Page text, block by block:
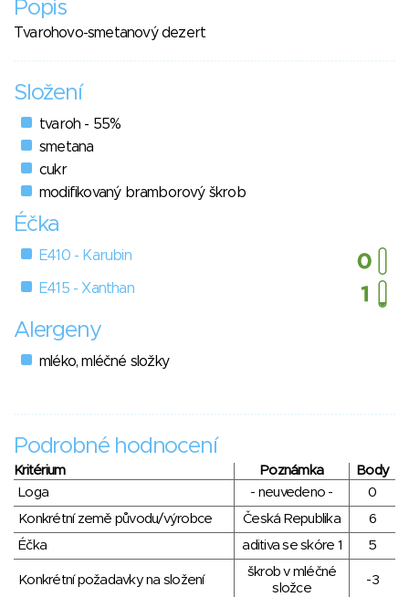
Popis
Tvarohovo-smetanový dezert
Složení
tvaroh - 55%
smetana
cukr
modifikovaný bramborový škrob
Éčka
E410 - Karubin
E415 - Xanthan
Alergeny
mléko, mléčné složky
Podrobné hodnocení
Kritérium Poznámka
Body
Loga
- neuvedeno -
0
Konkrétní země původu/výrobce
Česká Republika
6
Éčka
aditiva se skóre 1 5
Konkrétní požadavky na složení
škrob v mléčné
složce
-3